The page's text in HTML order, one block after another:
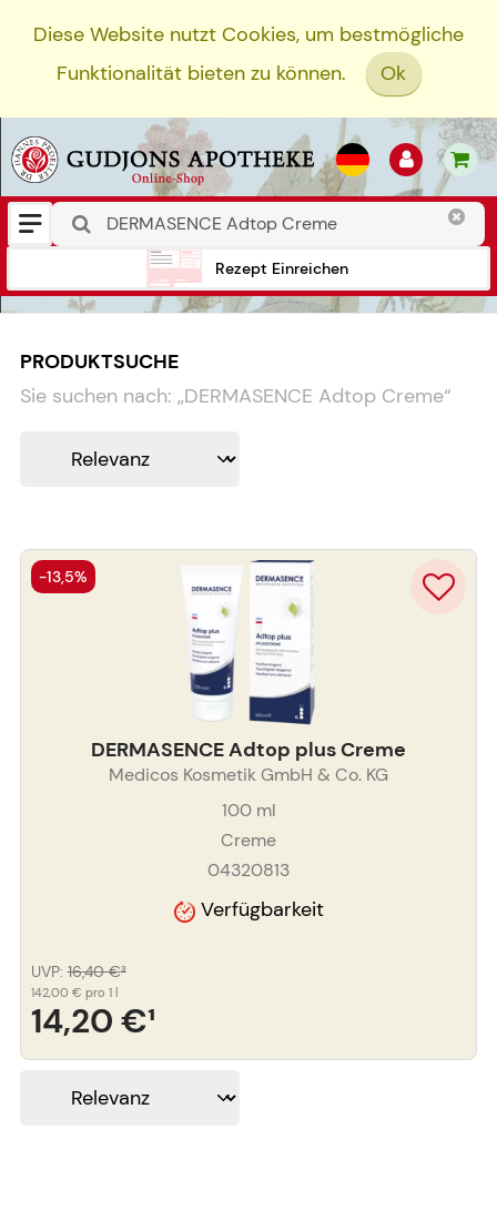
Diese Website nutzt Cookies, um bestmögliche
Funktionalität bieten zu können.
Ok
Rezept Einreichen
PRODUKTSUCHE
Sie suchen nach: „DERMASENCE Adtop Creme“
DERMASENCE Adtop plus Creme
Medicos Kosmetik GmbH & Co. KG
100ml
Creme
04320813
Verfügbarkeit
14,20 €¹
UVP: 16,40 €³
142,00 € pro 1 l
-13,5%